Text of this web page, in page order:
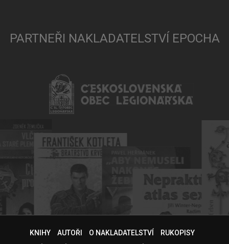
PARTNEŘI NAKLADATELSTVÍ EPOCHA
KNIHY AUTOŘI O NAKLADATELSTVÍ RUKOPISY